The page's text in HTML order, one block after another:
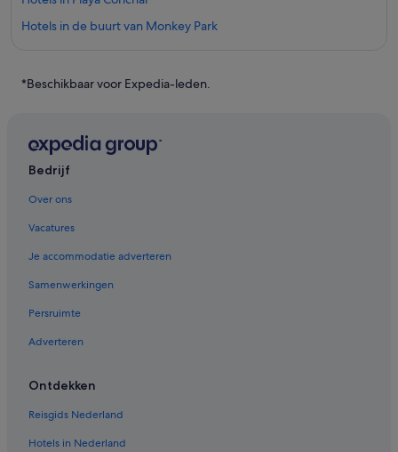
Hotels in de buurt van Monkey Park
Hotels in Playa Grande
Hotels in Cabo Velas
Hotels in Huacas
*Beschikbaar voor Expedia-leden.
Bedrijf
Over ons
Vacatures
Je accommodatie adverteren
Samenwerkingen
Persruimte
Adverteren
Ontdekken
Reisgids Nederland
Hotels in Nederland